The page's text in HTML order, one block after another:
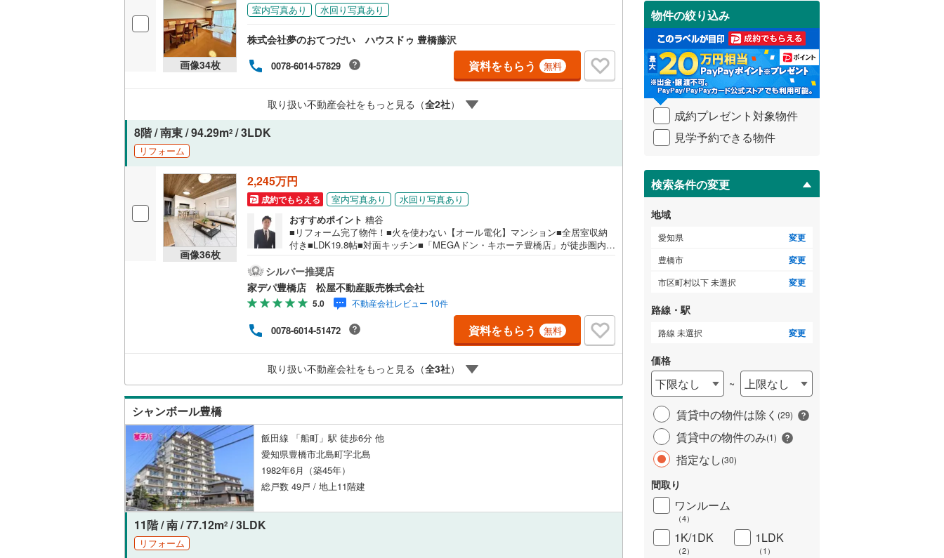
画像34枚
室内写真あり 水回り写真あり
株式会社夢のおてつだい ハウスドゥ 豊橋藤沢
0078-6014-57829 資料をもらう 無料
取り扱い不動産会社をもっと見る（全2社）
8階 / 南東 / 94.29m2 / 3LDK
リフォーム
画像36枚
2,245万円
成約でもらえる 室内写真あり
水回り写真あり
おすすめポイント 糟谷
■リフォーム完了物件！■火を使わない【オール電化】マンション■全居室収納
付き■LDK19.8帖■対面キッチン■「MEGAドン・キホーテ豊橋店」が徒歩圏内で
不動産販売 のつよみ●・豊橋市・豊川市・知立市・浜松市の4店舗営業中！三河
エリア・遠州エリアの物件ならおまかせください。新築戸建、中古戸建、中古
マンション、土地をお客様のご希望に合わせてご提案いたします！・中古物件
のリフォーム実績多数！中古物件をご購入の際、約70％という多くの方々がリ
フォームを行っています。新築購入より低コストで、新築同様の快適なお住ま
いを実現できます。・キッズスペース用意しております。ぜひご家族そろって
ご来場ください。・営業時間 午前9時00分～午後6時30分 （定休日:水曜日）こ
ボタンをタッチ！もしくはお気軽にお電話ください。
シルバー推奨店
家デパ豊橋店 松屋不動産販売株式会社
5.0 不動産会社レビュー 10件
0078-6014-51472 資料をもらう 無料
取り扱い不動産会社をもっと見る（全3社）
シャンボール豊橋
飯田線 「船町」駅 徒歩6分 他
愛知県豊橋市北島町字北島
1982年6月（築45年）
総戸数 49戸 / 地上11階建
11階 / 南 / 77.12m2 / 3LDK
リフォーム
受
け
取
る
・
条
件
を
イ
ペ
ジ
に
保
存
す
る
物件の絞り込み
成約プレゼント対象物件
見学予約できる物件
検索条件の変更
地域
愛知県 変更
豊橋市 変更
市区町村以下 未選択 変更
路線・駅
路線 未選択 変更
価格
下限なし ~
上限なし
賃貸中の物件は除く (29)
賃貸中の物件のみ(1)
指定なし(30)
間取り
ワンルーム
（4）
1K/1DK
（2）
1LDK
（1 ）
弥富市(0 あま市(1)
長久手市(15) 西春日井郡豊山町(1)
丹羽郡大口町(0 丹羽郡扶桑町(0 ) 海部郡大治町(2)
知多郡阿久比町(0)
知多郡東浦町(0) 知多郡南知多町(2) 知多郡美浜町(0)
北設楽郡設楽町(0
北設楽郡東栄町
立地
最寄りの駅が始発駅（3） 小学校まで1km以内（11）
共用施設
コンシェルジュサービス（0） キッズルーム ゲストルーム（1）
設備
床暖房（1） オール電化（6）
ＴＶモニタ付インターホン
（16）
間取り、居室全体
バリアフリー住宅（0）
LD
リビングダイニング15畳以上
（15）
キッチン
浴室
浴室乾燥機あり（8）
バルコニー、庭
ルーフバルコニー（0） 専用庭（2） ワイドバルコニー